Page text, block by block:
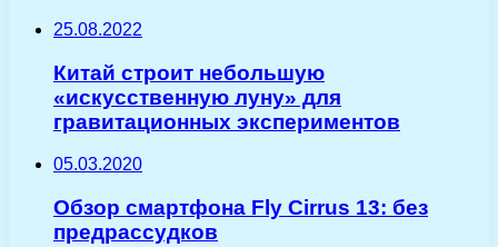
25.08.2022
Китай строит небольшую
«искусственную луну» для
гравитационных экспериментов
05.03.2020
Обзор смартфона Fly Cirrus 13: без
предрассудков